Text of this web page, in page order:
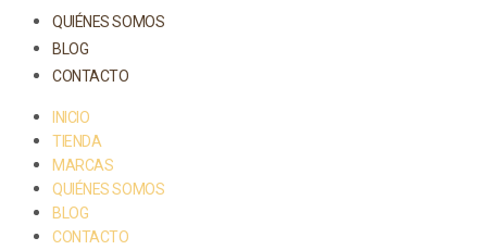
QUIÉNES SOMOS
BLOG
CONTACTO
INICIO
TIENDA
MARCAS
QUIÉNES SOMOS
BLOG
CONTACTO